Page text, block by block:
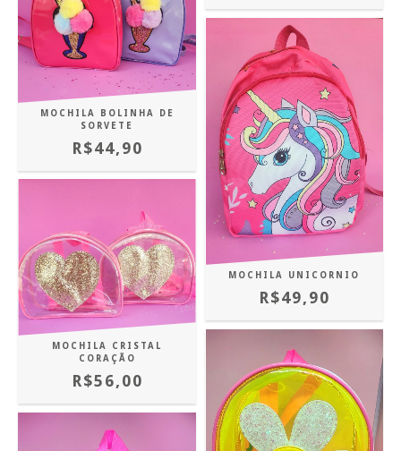
MOCHILA BOLINHA DE
SORVETE
R$44,90
MOCHILA UNICORNIO
R$49,90
MOCHILA CRISTAL
CORAÇÃO
R$56,00